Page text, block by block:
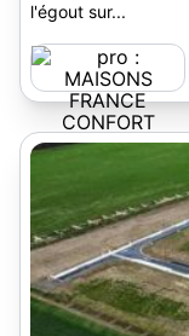
l'égout sur...